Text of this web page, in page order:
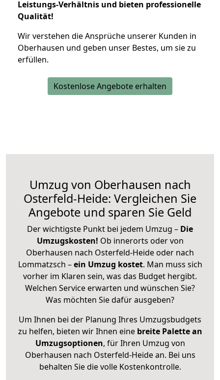
Leistungs-Verhältnis und bieten professionelle
Qualität!
Wir verstehen die Ansprüche unserer Kunden in
Oberhausen und geben unser Bestes, um sie zu
erfüllen.
Kostenlose Angebote erhalten
Umzug von Oberhausen nach
Osterfeld-Heide: Vergleichen Sie
Angebote und sparen Sie Geld
Der wichtigste Punkt bei jedem Umzug – Die
Umzugskosten! Ob innerorts oder von
Oberhausen nach Osterfeld-Heide oder nach
Lommatzsch –ein Umzug kostet. Man muss sich
vorher im Klaren sein, was das Budget hergibt.
Welchen Service erwarten und wünschen Sie?
Was möchten Sie dafür ausgeben?
Um Ihnen bei der Planung Ihres Umzugsbudgets
zu helfen, bieten wir Ihnen eine breite Palette an
Umzugsoptionen, für Ihren Umzug von
Oberhausen nach Osterfeld-Heide an. Bei uns
behalten Sie die volle Kostenkontrolle.